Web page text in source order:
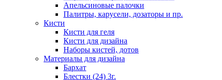
Апельсиновые палочки
Палитры, карусели, дозаторы и пр.
Кисти
Кисти для геля
Кисти для дизайна
Наборы кистей, дотов
Материалы для дизайна
Бархат
Блестки (24) 3г.